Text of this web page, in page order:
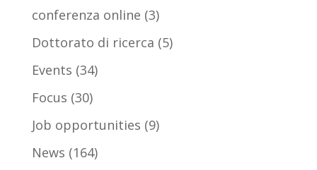
conferenza online (3)
Dottorato di ricerca (5)
Events (34)
Focus (30)
Job opportunities (9)
News (164)